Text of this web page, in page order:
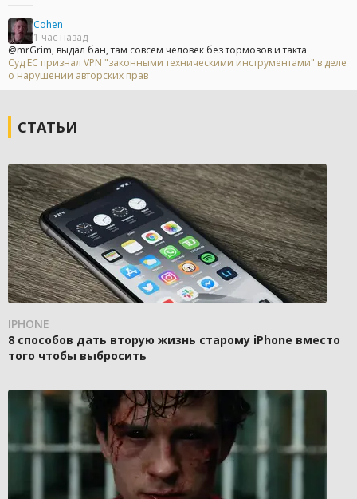
Cohen
1 час назад
@mrGrim, выдал бан, там совсем человек без тормозов и такта
Суд ЕС признал VPN "законными техническими инструментами" в деле
о нарушении авторских прав
СТАТЬИ
IPHONE
8 способов дать вторую жизнь старому iPhone вместо
того чтобы выбросить